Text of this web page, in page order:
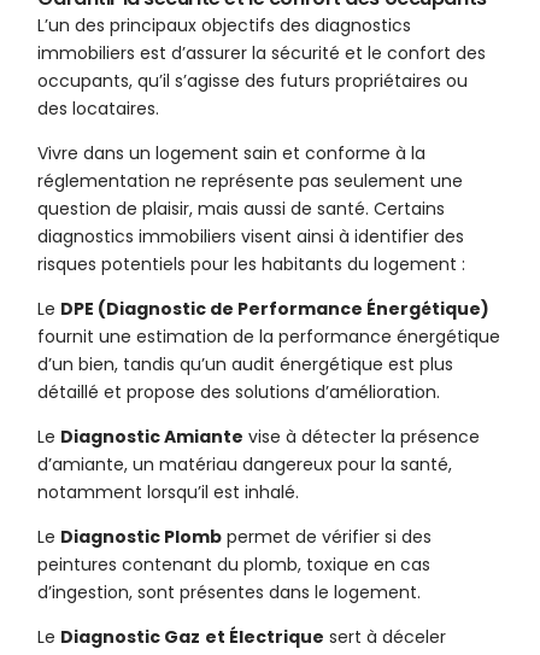
L’un des principaux objectifs des diagnostics
immobiliers est d’assurer la sécurité et le confort des
occupants, qu’il s’agisse des futurs propriétaires ou
des locataires.
Vivre dans un logement sain et conforme à la
réglementation ne représente pas seulement une
question de plaisir, mais aussi de santé. Certains
diagnostics immobiliers visent ainsi à identifier des
risques potentiels pour les habitants du logement :
Le DPE (Diagnostic de Performance Énergétique)
fournit une estimation de la performance énergétique
d’un bien, tandis qu’un audit énergétique est plus
détaillé et propose des solutions d’amélioration.
Le Diagnostic Amiante vise à détecter la présence
d’amiante, un matériau dangereux pour la santé,
notamment lorsqu’il est inhalé.
Le Diagnostic Plomb permet de vérifier si des
peintures contenant du plomb, toxique en cas
d’ingestion, sont présentes dans le logement.
Le Diagnostic Gaz et Électrique sert à déceler